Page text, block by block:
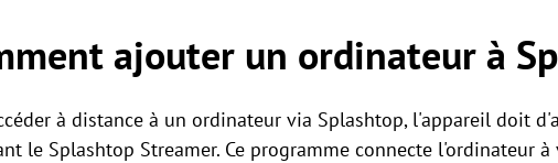
ajouter un ordinateur à
à distance à un ordinateur via Splashtop, l'appareil doit
le Splashtop Streamer. Ce programme connecte l'ordinateur